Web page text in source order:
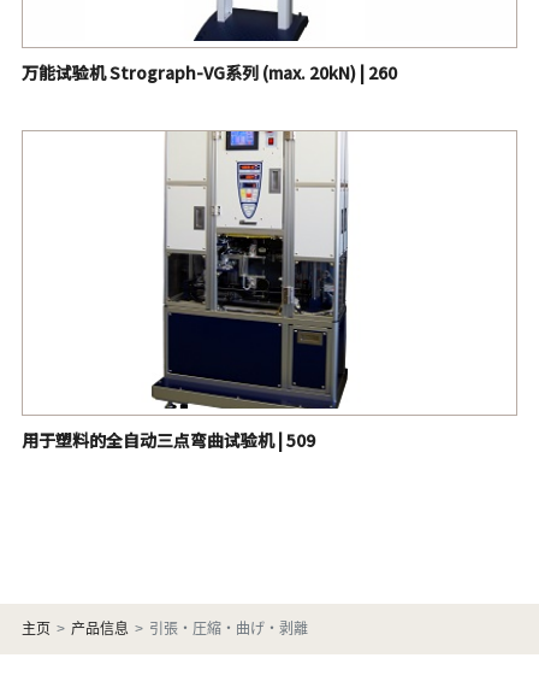
万能试验机 Strograph-VG系列 (max. 20kN) | 260
用于塑料的全自动三点弯曲试验机 | 509
主页 产品信息 引張・圧縮・曲げ・剥離